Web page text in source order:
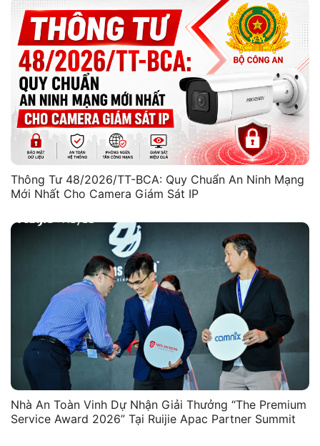
Thông Tư 48/2026/TT-BCA: Quy Chuẩn An Ninh Mạng
Mới Nhất Cho Camera Giám Sát IP
Nhà An Toàn Vinh Dự Nhận Giải Thưởng “The Premium
Service Award 2026” Tại Ruijie Apac Partner Summit